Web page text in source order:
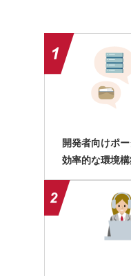
開発者向けポ
効率的な環境